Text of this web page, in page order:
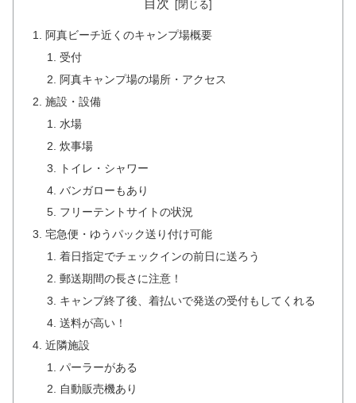
目次
阿真ビーチ近くのキャンプ場概要
受付
阿真キャンプ場の場所・アクセス
施設・設備
水場
炊事場
トイレ・シャワー
バンガローもあり
フリーテントサイトの状況
宅急便・ゆうパック送り付け可能
着日指定でチェックインの前日に送ろう
郵送期間の長さに注意！
キャンプ終了後、着払いで発送の受付もしてくれる
送料が高い！
近隣施設
パーラーがある
自動販売機あり